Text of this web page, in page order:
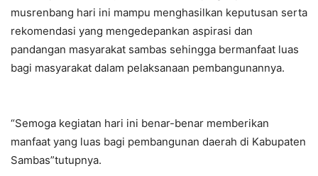
musrenbang hari ini mampu menghasilkan keputusan serta
rekomendasi yang mengedepankan aspirasi dan
pandangan masyarakat sambas sehingga bermanfaat luas
bagi masyarakat dalam pelaksanaan pembangunannya.
“Semoga kegiatan hari ini benar-benar memberikan
manfaat yang luas bagi pembangunan daerah di Kabupaten
Sambas”tutupnya.